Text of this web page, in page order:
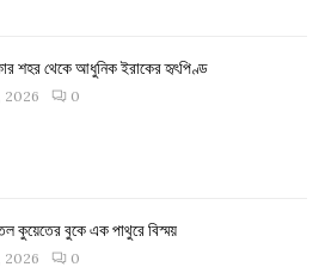
শহর থেকে আধুনিক ইরাকের হৃৎপিণ্ড
2026 0
কুয়েতের বুকে এক পাথুরে বিস্ময়
2026 0